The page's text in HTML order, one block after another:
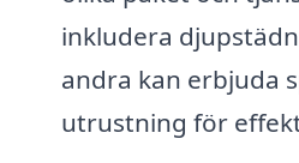
inkludera
andra kan erbjuda
utrustning för